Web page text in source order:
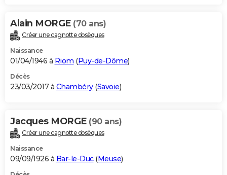
Alain MORGE (70 ans)
Créer une cagnotte obsèques
Naissance
01/04/1946 à Riom (Puy-de-Dôme)
Décès
23/03/2017 à Chambéry(Savoie)
Jacques MORGE (90 ans)
Créer une cagnotte obsèques
Naissance
09/09/1926 à Bar-le-Duc(Meuse)